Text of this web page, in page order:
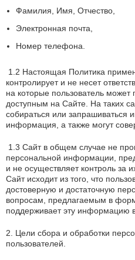
Фамилия, Имя, Отчество,
Электронная почта,
Номер телефона.
1.2 Настоящая Политика
контролирует и не несет
на которые пользователь может
доступным на Сайте. На таких
собираться или запрашиваться
информация, а также могут
1.3 Сайт в общем случае не
персональной информации,
и не осуществляет контроль за
Сайт исходит из того, что
достоверную и достаточную
вопросам, предлагаемым в
поддерживает эту информацию
2. Цели сбора и обработки
пользователей.